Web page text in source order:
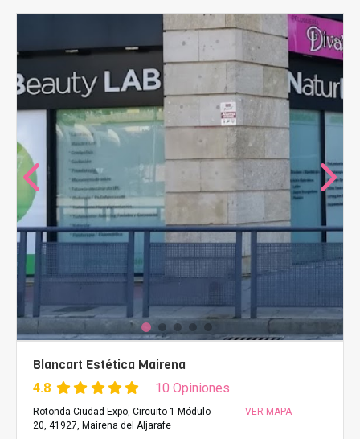
Blancart Estética Mairena
4.8 10 Opiniones
Rotonda Ciudad Expo, Circuito 1 Módulo
20, 41927, Mairena del Aljarafe
VER MAPA